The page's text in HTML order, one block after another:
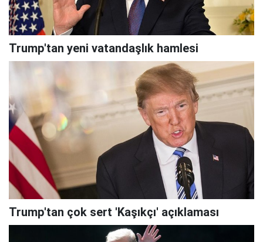
Trump'tan yeni vatandaşlık hamlesi
Trump'tan çok sert 'Kaşıkçı' açıklaması